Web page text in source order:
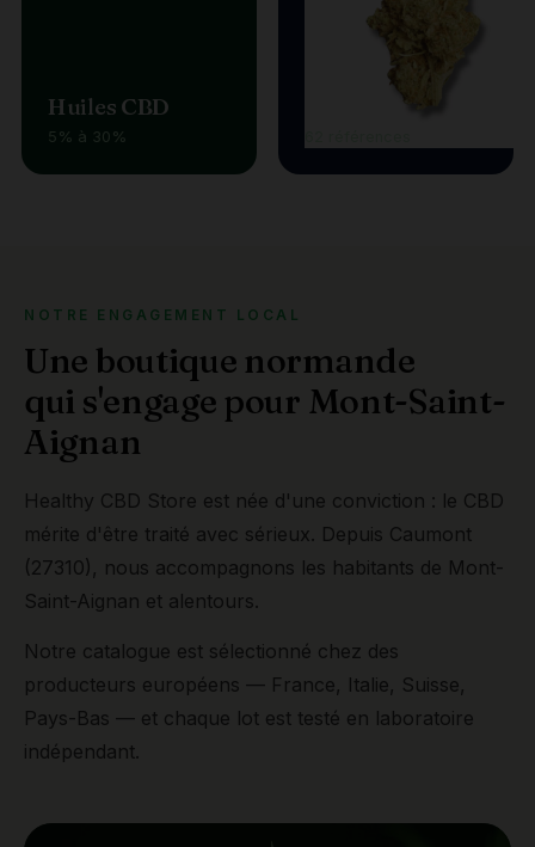
Huiles CBD
5% à 30%
NOTRE ENGAGEMENT LOCAL
Une boutique normande
qui s'engage pour Mont-Saint-
Aignan
Healthy CBD Store est née d'une conviction : le CBD
mérite d'être traité avec sérieux. Depuis Caumont
(27310), nous accompagnons les habitants de Mont-
Saint-Aignan et alentours.
Notre catalogue est sélectionné chez des
producteurs européens — France, Italie, Suisse,
Pays-Bas — et chaque lot est testé en laboratoire
indépendant.